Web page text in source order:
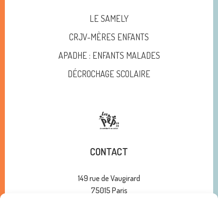
LE SAMELY
CRJV-MÈRES ENFANTS
APADHE : ENFANTS MALADES
DÉCROCHAGE SCOLAIRE
CONTACT
149 rue de Vaugirard
75015 Paris